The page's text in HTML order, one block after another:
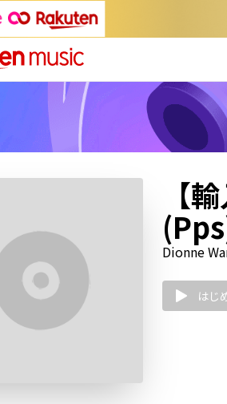
【
Dionne
はじ